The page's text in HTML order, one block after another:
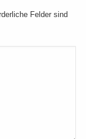
Felder sind